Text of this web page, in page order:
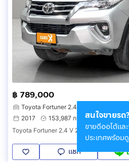
฿ 789,000
Toyota Fortuner 2.4 V
2017
153,987 กม.
มีนบุรี กรุงเ
Toyota Fortuner 2.4 V 2017 6กร-7347
แชท
สนใจขายรถ?
ขายดีออโต้แล
ประเทศพร้อ